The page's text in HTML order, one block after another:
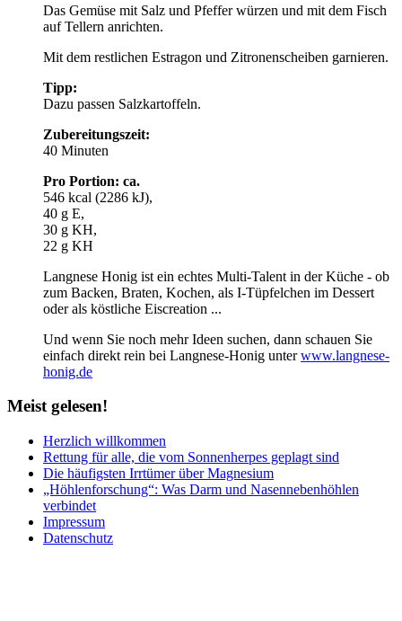
Das Gemüse mit Salz und Pfeffer würzen und mit dem Fisch
auf Tellern anrichten.
Mit dem restlichen Estragon und Zitronenscheiben garnieren.
Tipp:
Dazu passen Salzkartoffeln.
Zubereitungszeit:
40 Minuten
Pro Portion: ca.
546 kcal (2286 kJ),
40 g E,
30 g KH,
22 g KH
Langnese Honig ist ein echtes Multi-Talent in der Küche - ob
zum Backen, Braten, Kochen, als I-Tüpfelchen im Dessert
oder als köstliche Eiscreation ...
Und wenn Sie noch mehr Ideen suchen, dann schauen Sie
einfach direkt rein bei Langnese-Honig unterwww.langnese-
honig.de
Meistgelesen!
Herzlich willkommen
Rettung für alle, die vom Sonnenherpes geplagt sind
Die häufigsten Irrtümer über Magnesium
„Höhlenforschung“: Was Darm und Nasennebenhöhlen
verbindet
Impressum
Datenschutz